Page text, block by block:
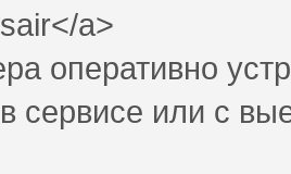
a>
оперативно
сервисе или с